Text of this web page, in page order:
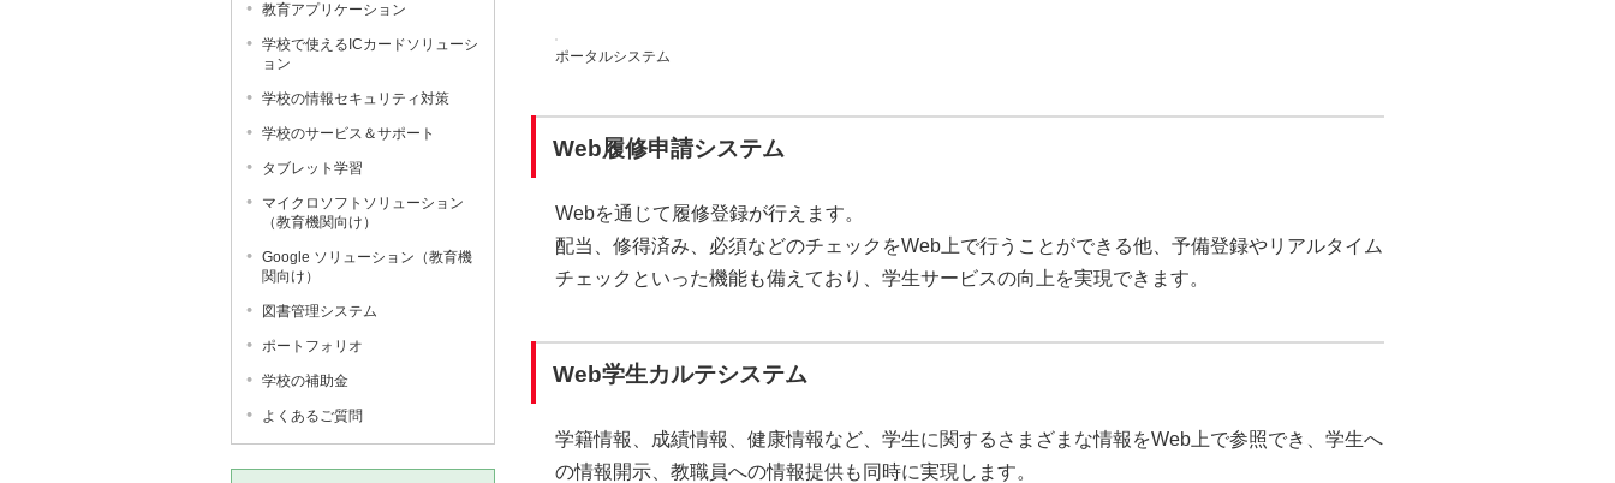
ポータルシステム
Web履修申請システム
Webを通じて履修登録が行えます。
配当、修得済み、必須などのチェックをWeb上で行うことができる他、予備登録やリアルタイム
チェックといった機能も備えており、学生サービスの向上を実現できます。
Web学生カルテシステム
学籍情報、成績情報、健康情報など、学生に関するさまざまな情報をWeb上で参照でき、学生へ
の情報開示、教職員への情報提供も同時に実現します。
教育アプリケーション
学校で使えるICカードソリューシ
ョン
学校の情報セキュリティ対策
学校のサービス＆サポート
タブレット学習
マイクロソフトソリューション
（教育機関向け）
Google ソリューション（教育機
関向け）
図書管理システム
ポートフォリオ
学校の補助金
よくあるご質問